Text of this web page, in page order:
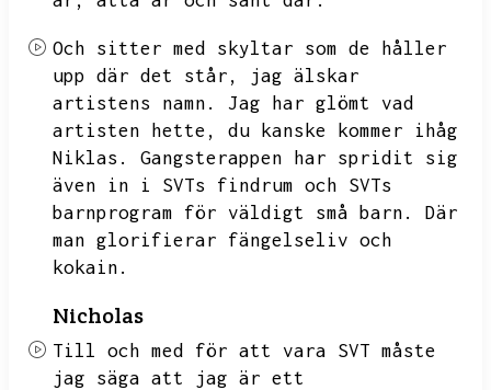
Och sitter med skyltar som de håller
upp där det står,
jag älskar
artistens namn.
Jag har glömt vad
artisten hette,
du kanske kommer ihåg
Niklas.
Gangsterappen har spridit sig
även in i SVTs findrum och SVTs
barnprogram för väldigt små barn.
Där
man glorifierar fängelseliv och
kokain.
Nicholas
Till och med för att vara SVT måste
jag säga att jag är ett